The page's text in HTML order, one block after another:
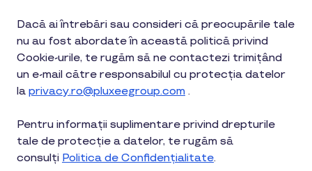
Dacă ai întrebări sau consideri că preocupările tale
nu au fost abordate în această politică privind
Cookie-urile, te rugăm să ne contactezi trimițând
un e-mail către responsabilul cu protecția datelor
la privacy.ro@pluxeegroup.com .
Pentru informații suplimentare privind drepturile
tale de protecție a datelor, te rugăm să
consulți Politica de Confidențialitate.